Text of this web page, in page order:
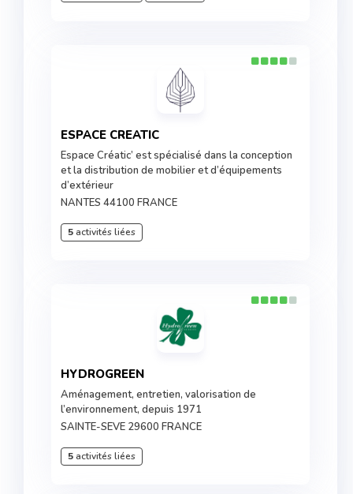
ESPACE CREATIC
Espace Créatic’ est spécialisé dans la conception
et la distribution de mobilier et d’équipements
d’extérieur
NANTES 44100 FRANCE
5activités liées
HYDROGREEN
Aménagement, entretien, valorisation de
l’environnement, depuis 1971
SAINTE-SEVE 29600 FRANCE
5activités liées